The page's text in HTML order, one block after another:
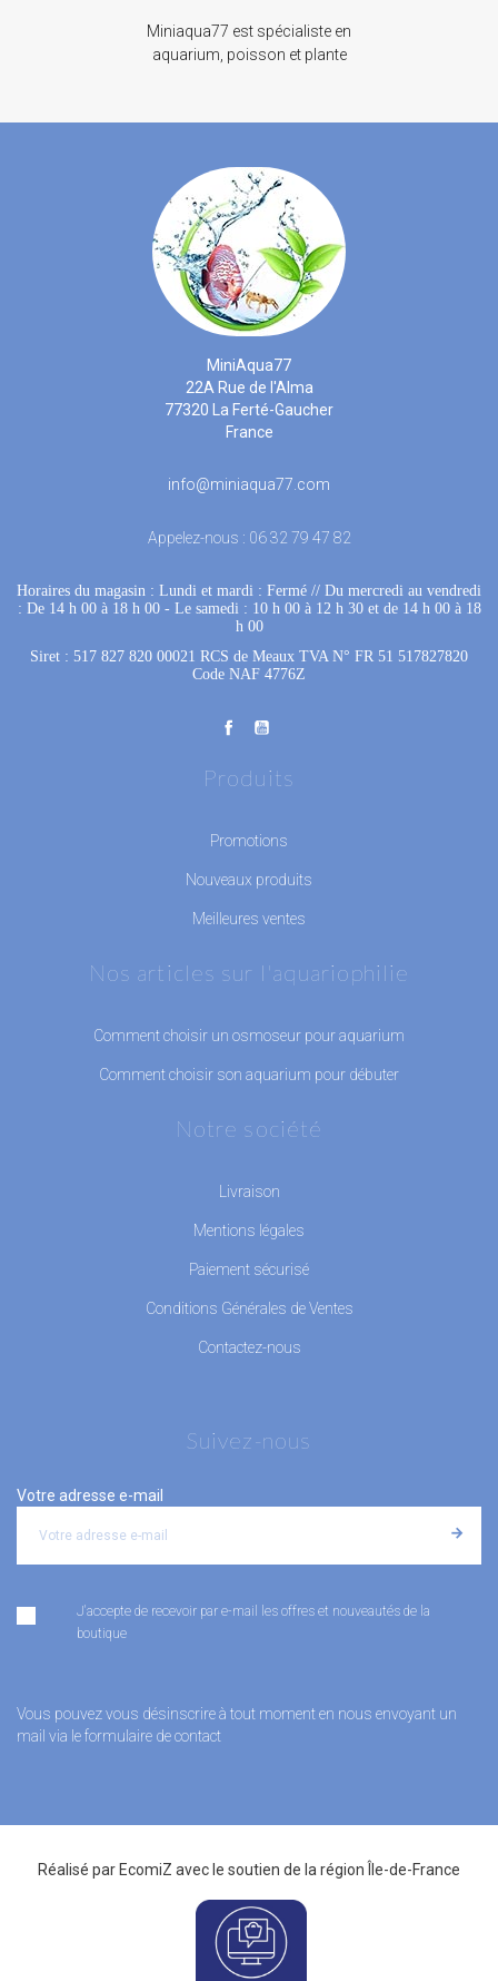
Miniaqua77 est spécialiste en
aquarium, poisson et plante
MiniAqua77
22A Rue de l'Alma
77320 La Ferté-Gaucher
France
info@miniaqua77.com
Appelez-nous : 06 32 79 47 82
Horaires du magasin : Lundi et mardi : Fermé // Du mercredi au vendredi
: De 14 h 00 à 18 h 00 - Le samedi : 10 h 00 à 12 h 30 et de 14 h 00 à 18
h 00
Siret : 517 827 820 00021 RCS de Meaux TVA N° FR 51 517827820
Code NAF 4776Z
Produits
Promotions
Nouveaux produits
Meilleures ventes
Nos articles sur l'aquariophilie
Comment choisir un osmoseur pour aquarium
Comment choisir son aquarium pour débuter
Notre société
Livraison
Mentions légales
Paiement sécurisé
Conditions Générales de Ventes
Contactez-nous
Suivez-nous
Votre adresse e-mail
J'accepte de recevoir par e-mail les offres et nouveautés de la
boutique
Vous pouvez vous désinscrire à tout moment en nous envoyant un
mail via le formulaire de contact
Réalisé par EcomiZ avec le soutien de la région Île-de-France